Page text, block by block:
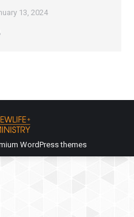
13, 2024
WordPress themes